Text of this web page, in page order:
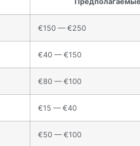
€150 — €250
€40 — €150
€80 — €100
€15 — €40
€50 — €100